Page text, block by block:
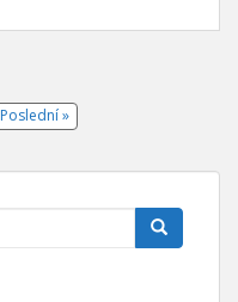
Poslední »